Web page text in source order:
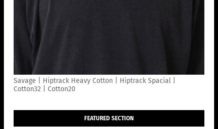
Savage | Hiptrack Heavy Cotton | Hiptrack Spacial |
Cotton32 | Cotton20
FEATURED SECTION